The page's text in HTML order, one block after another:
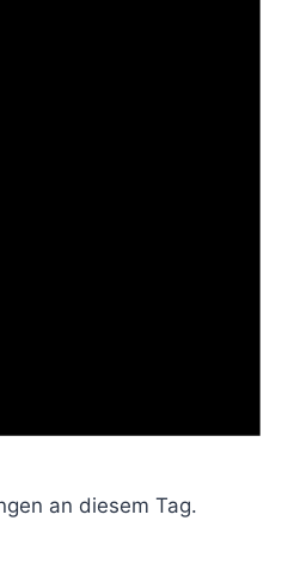
an diesem Tag.